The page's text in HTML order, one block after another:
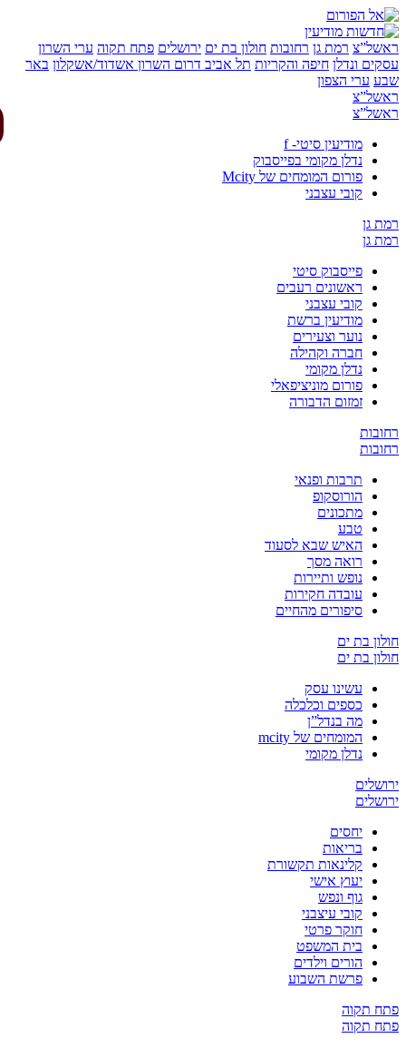
רמת גן רחובות חולון בת ים ירושלים פתח תקוה ערי השרון
ונדלן חיפה והקריות תל אביבדרום השרוןאשדוד/אשקלון באר
ערי הצפון
מודיעין סיטי- f
נדלן מקומי בפייסבוק
פורום המומחים של Mcity
קובי עצבני
גן
גן
פייסבוק סיטי
ראשונים רעבים
קובי עצבני
מודיעין ברשת
נוער וצעירים
חברה וקהילה
נדלן מקומי
פורום מוניציפאלי
זמזום הדבורה
תרבות ופנאי
הורוסקופ
מתכונים
טבע
האיש שבא לסעוד
רואה מסך
נופש ותיירות
עובדה חקירות
סיפורים מהחיים
בת ים
בת ים
עשינו עסק
כספים וכלכלה
מה בנדל”ן
המומחים של mcity
נדלן מקומי
יחסים
בריאות
קלינאות תקשורת
יעוץ אישי
גוף ונפש
קובי עיצבני
חוקר פרטי
בית המשפט
הורים וילדים
פרשת השבוע
תקוה
תקוה